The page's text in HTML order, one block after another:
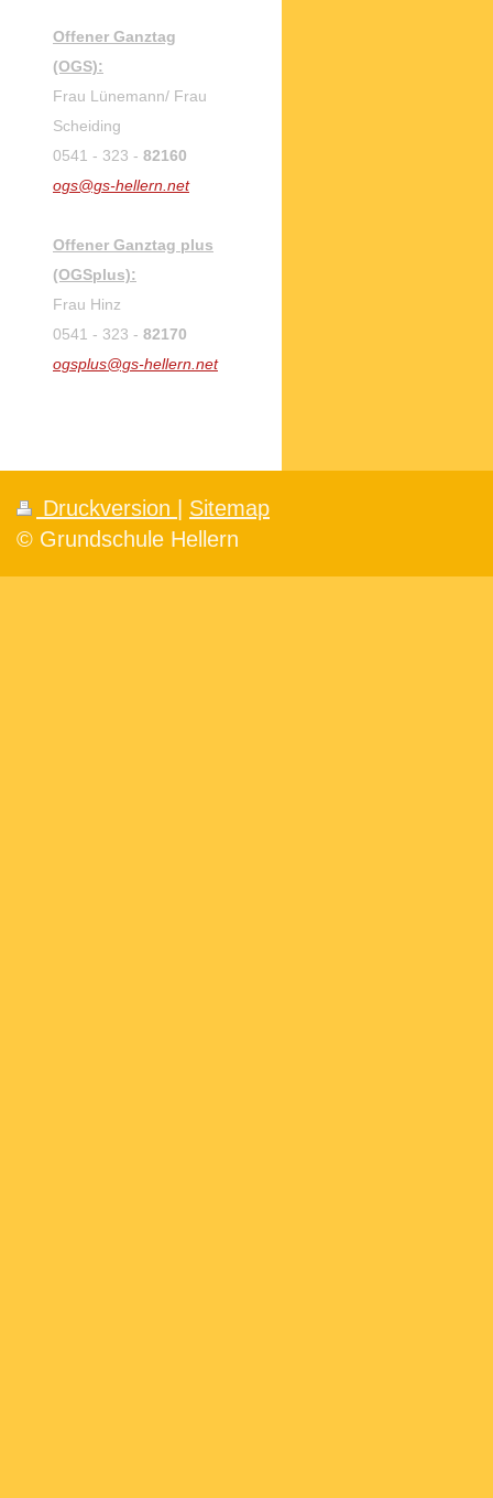
Offener Ganztag
(OGS):
Frau Lünemann/ Frau
Scheiding
0541 - 323 - 82160
ogs@gs-hellern.net
Offener Ganztag plus
(OGSplus):
Frau Hinz
0541 - 323 - 82170
ogsplus@gs-hellern.net
Druckversion
Sitemap
© Grundschule Hellern